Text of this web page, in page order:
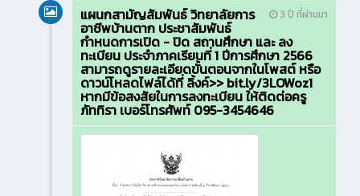
3 ปี ที่ผ่านมา
แผนกสามัญสัมพันธ์ วิทยาลัยการ
อาชีพบ้านตาก ประชาสัมพันธ์
กำหนดการเปิด - ปิด สถานศึกษา และ ลง
ทะเบียน ประจำภาคเรียนที่ 1 ปีการศึกษา 2566
สามารถดูรายละเอียดขั้นตอนจากในโพสต์ หรือ
ดาวน์โหลดไฟล์ได้ที่ ลิ้งค์>> bit.ly/3LOWoz1
หากมีข้อสงสัยในการลงทะเบียน ให้ติดต่อครู
ภัททิรา เบอร์โทรศัพท์ 095-3454646